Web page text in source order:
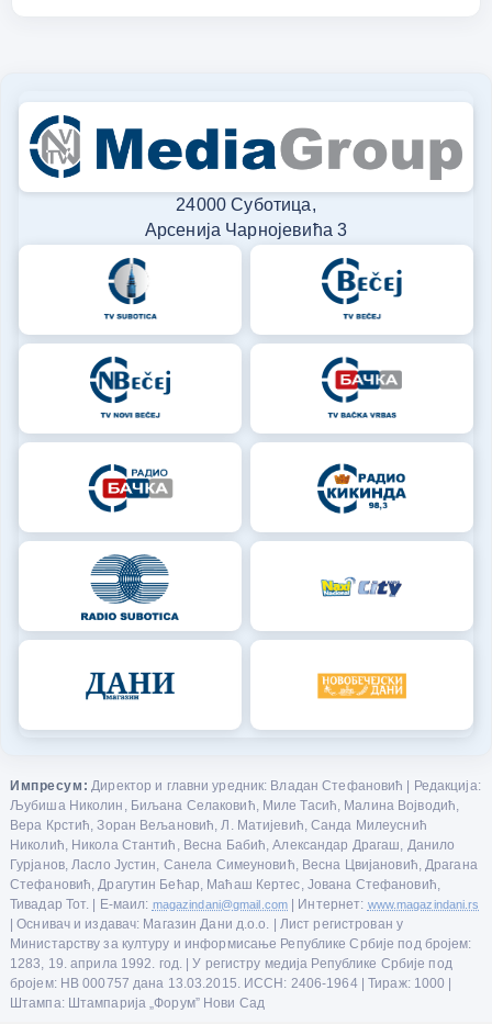
24000 Суботица,
Арсенија Чарнојевића 3
Импресум: Директор и главни уредник: Владан Стефановић | Редакција:
Љубиша Николин, Биљана Селаковић, Миле Тасић, Малина Војводић,
Вера Крстић, Зоран Вељановић, Л. Матијевић, Санда Милеуснић
Николић, Никола Стантић, Весна Бабић, Александар Драгаш, Данило
Гурјанов, Ласло Јустин, Санела Симеуновић, Весна Цвијановић, Драгана
Стефановић, Драгутин Бећар, Маћаш Кертес, Јована Стефановић,
Тивадар Тот. | Е-маил: magazindani@gmail.com | Интернет: www.magazindani.rs
| Оснивач и издавач: Магазин Дани д.о.о. | Лист регистрован у
Министарству за културу и информисање Републике Србије под бројем:
1283, 19. априла 1992. год. | У регистру медија Републике Србије под
бројем: НВ 000757 дана 13.03.2015. ИССН: 2406-1964 | Тираж: 1000 |
Штампа: Штампарија „Форум” Нови Сад